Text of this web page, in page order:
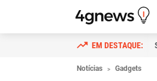
Notícias Gadgets